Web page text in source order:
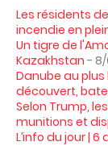
Les résidents
incendie en
Un tigre de
Kazakhstan -
Danube au
découvert,
Selon Trump,
munitions et
L’info du jour |